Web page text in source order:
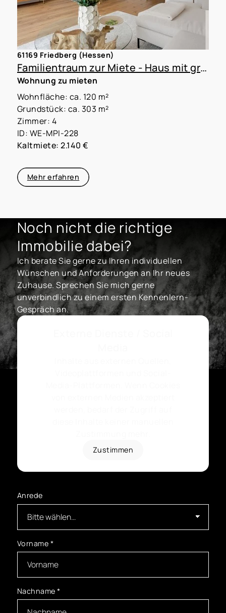
61169 Friedberg (Hessen)
Familientraum zur Miete - Haus mit großem Garten
Wohnung zu mieten
Wohnfläche: ca. 120 m²
Grundstück: ca. 303 m²
Zimmer: 4
ID: WE-MPI-228
Kaltmiete: 2.140 €
Mehr erfahren
Noch nicht die richtige
Immobilie dabei?
Ich berate Sie gerne zu Ihren individuellen
Wünschen und Anforderungen an Ihr neues
Zuhause. Sprechen Sie mich gerne
unverbindlich zu einem ersten Kennenlern-
Gespräch an.
Zustimmen
Anrede
Vorname *
Nachname*